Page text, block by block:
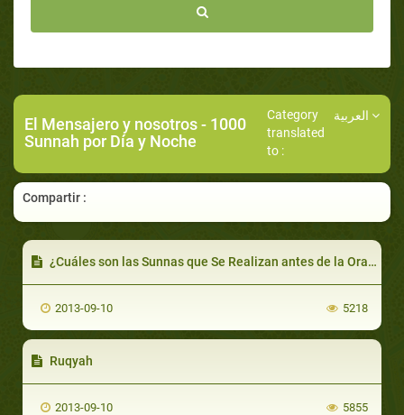
El Mensajero y nosotros- 1000
Sunnah por Día y Noche
Category
translated
to :
Compartir :
¿Cuáles son las Sunnas que Se Realizan antes de la Oración del Jumu'a?
2013-09-10 5218
Ruqyah
2013-09-10 5855